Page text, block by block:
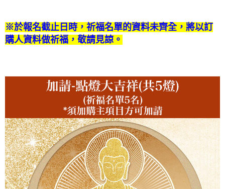
※於報名截止日時，祈福名單的資料未齊全，將以訂
購人資料做祈福，敬請見諒。